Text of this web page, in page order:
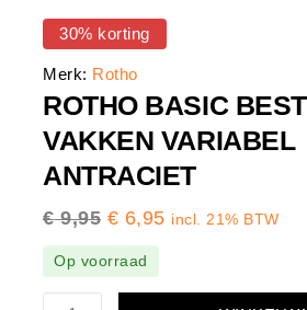
30% korting
Merk: Rotho
ROTHO BASIC
VAKKEN VARIABEL
ANTRACIET
€9,95 € 6,95 incl. 21% BTW
Op voorraad